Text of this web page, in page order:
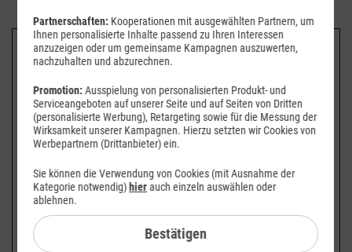
Recycling und Entsorgung
Europäische Richtlinie
Ihr Altgerät sowie alle im Lieferumfang enthaltenen Elektronikteile
dürfen gemäß europäischen Richtlinien und deutschem Elektro-
und Elektronikgerätegesetz (ElektroG) nicht über den Hausmüll
entsorgt werden. Das nebenstehende Symbol bedeutet, dass das
Partnerschaften: Kooperationen mit ausgewählten Partnern, um
Ihnen personalisierte Inhalte passend zu Ihren Interessen
anzuzeigen oder um gemeinsame Kampagnen auszuwerten,
nachzuhalten und abzurechnen.
Promotion:Ausspielung von personalisierten Produkt- und
Serviceangeboten auf unserer Seite und auf Seiten von Dritten
(personalisierte Werbung), Retargeting sowie für die Messung der
Wirksamkeit unserer Kampagnen. Hierzu setzten wir Cookies von
Werbepartnern (Drittanbieter) ein.
Sie können die Verwendung von Cookies (mit Ausnahme der
Kategorie notwendig) hierauch einzeln auswählen oder
ablehnen.
Bestätigen